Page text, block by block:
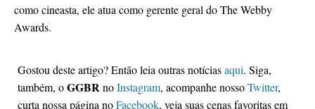
como cineasta, ele atua como gerente geral do The Webby
Awards.
Gostou deste artigo? Então leia outras notíciasaqui. Siga,
também, oGGBRnoInstagram, acompanhe nossoTwitter,
curta nossa página noFacebook, veja suas cenas favoritas em